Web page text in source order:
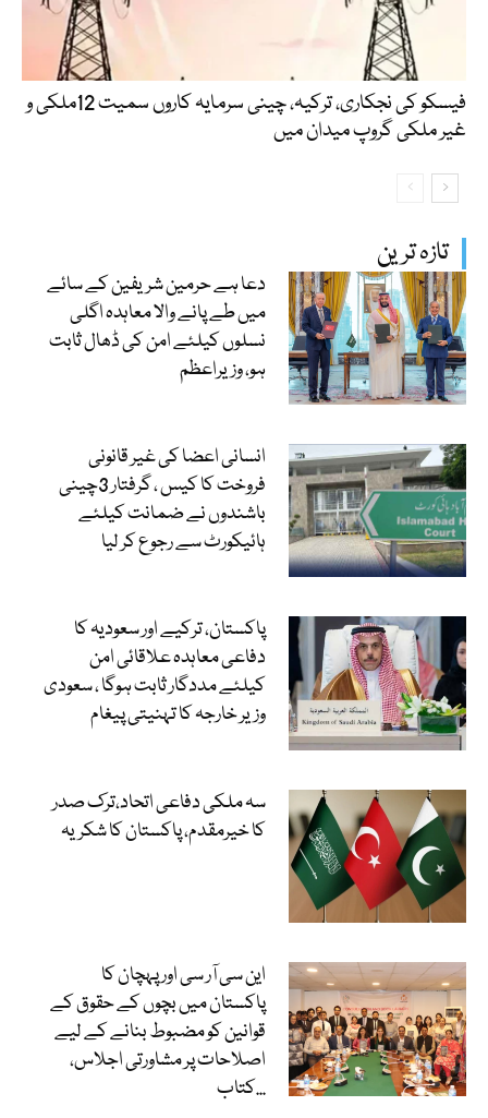
تازہ ترین
دعا ہے حرمین شریفین کے سائے
میں طے پانے والا معاہدہ اگلی
نسلوں کیلئے امن کی ڈھال ثابت
ہو، وزیراعظم
انسانی اعضا کی غیر قانونی
فروخت کا کیس ، گرفتار 3چینی
باشندوں نے ضمانت کیلئے
ہائیکورٹ سے رجوع کر لیا
پاکستان، ترکیے اور سعودیہ کا
دفاعی معاہدہ علاقائی امن
کیلئے مددگار ثابت ہوگا ، سعودی
وزیر خارجہ کا تہنیتی پیغام
سہ ملکی دفاعی اتحاد،ترک صدر
کا خیرمقدم، پاکستان کا شکریہ
این سی آر سی اور پہچان کا
پاکستان میں بچوں کے حقوق کے
قوانین کو مضبوط بنانے کے لیے
اصلاحات پر مشاورتی اجلاس،
کتاب...
فیسکو کی نجکاری، ترکیہ، چینی سرمایہ کاروں سمیت 12ملکی و
غیر ملکی گروپ میدان میں